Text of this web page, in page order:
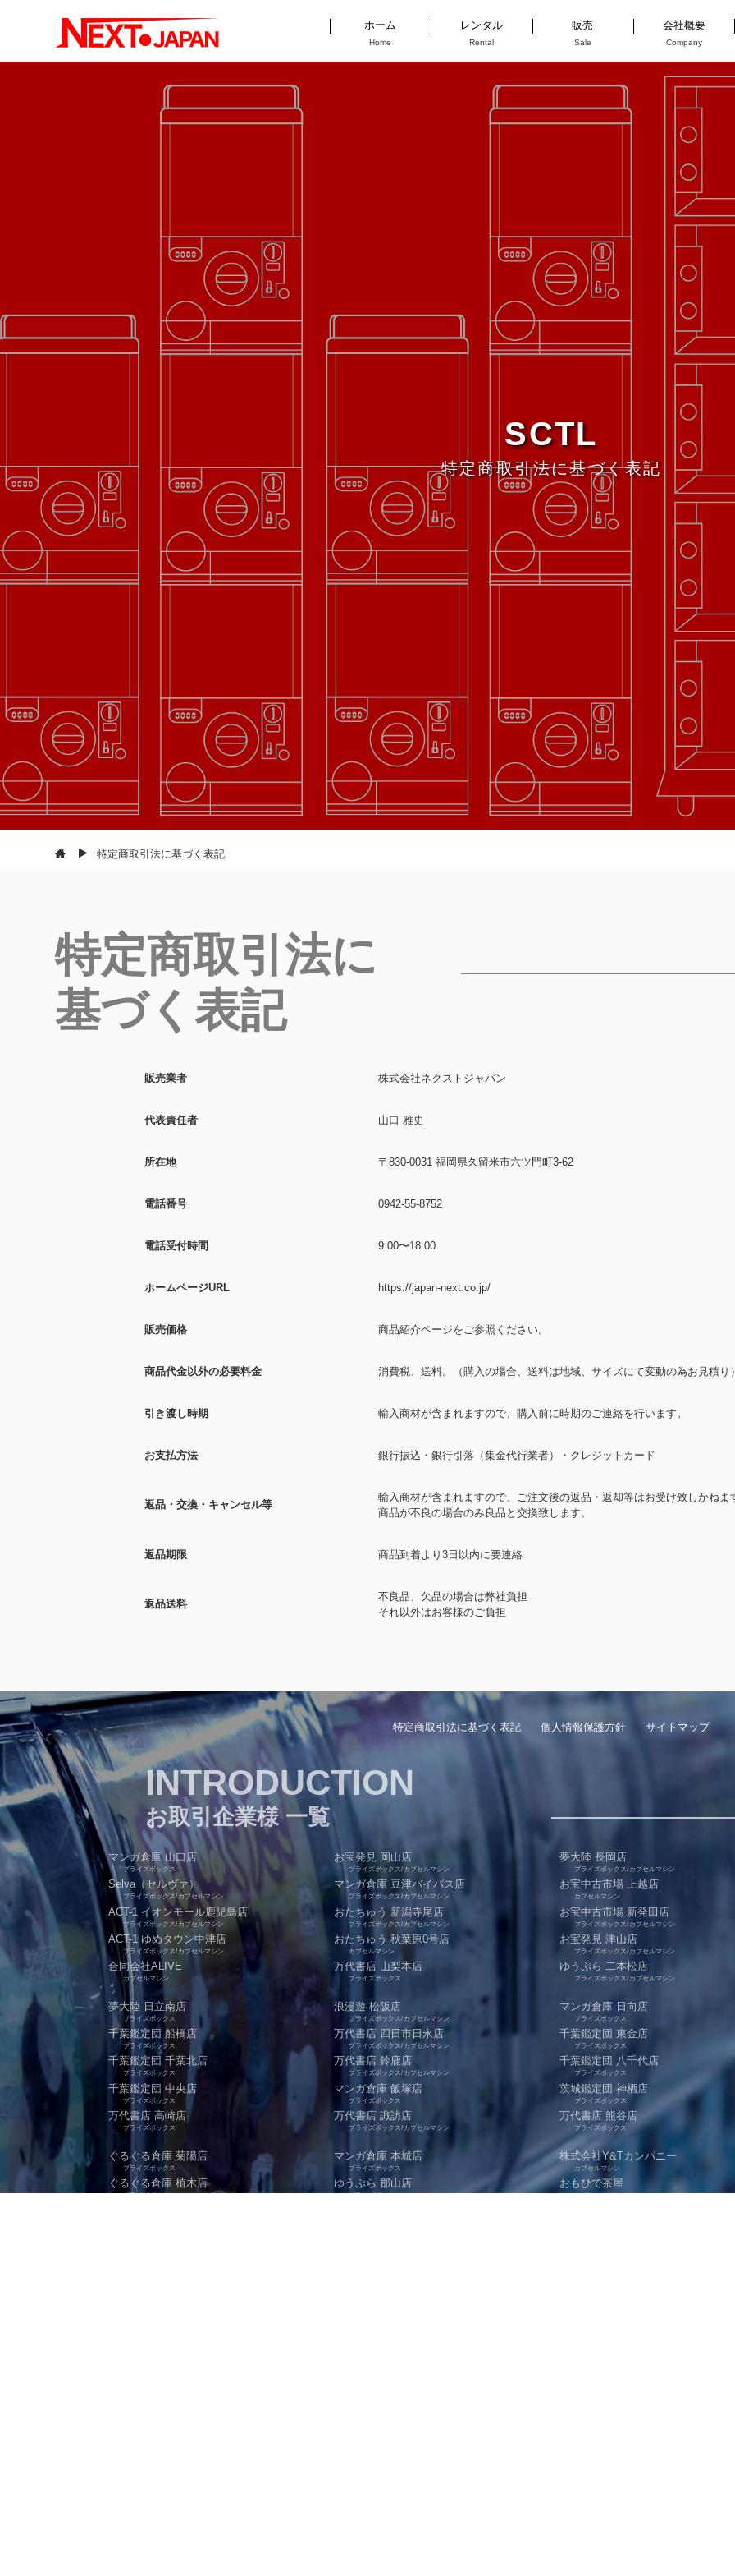
ホーム
Home
レンタル
Rental
カプセルマシン プライズボックス
販売
Sale
カプセルマシン プライズボックス
会社概要
Company
MESSAGE HISTORY
SCTL
特定商取引法に基づく表記
特定商取引法に基づく表記
特定商取引法に
基づく表記
販売業者 株式会社ネクストジャパン
代表責任者 山口 雅史
所在地 〒830-0031 福岡県久留米市六ツ門町3-62
電話番号 0942-55-8752
電話受付時間 9:00〜18:00
ホームページURL https://japan-next.co.jp/
販売価格 商品紹介ページをご参照ください。
商品代金以外の必要料金 消費税、送料。（購入の場合、送料は地域、サイズにて変動の為お見積り
引き渡し時期 輸入商材が含まれますので、購入前に時期のご連絡を行います。
お支払方法 銀行振込・銀行引落（集金代行業者）・クレジットカード
返品・交換・キャンセル等
輸入商材が含まれますので、ご注文後の返品・返却等はお受け致しかねま
商品が不良の場合のみ良品と交換致します。
返品期限 商品到着より3日以内に要連絡
返品送料
不良品、欠品の場合は弊社負担
それ以外はお客様のご負担
特定商取引法に基づく表記 個人情報保護方針 サイトマップ
INTRODUCTION
お取引企業様 一覧
マンガ倉庫 山口店
プライズボックス
Selva（セルヴァ）
プライズボックス/カプセルマシン
ACT-1 イオンモール鹿児島店
プライズボックス/カプセルマシン
ACT-1 ゆめタウン中津店
プライズボックス/カプセルマシン
合同会社ALIVE
カプセルマシン
お宝発見 岡山店
プライズボックス/カプセルマシン
マンガ倉庫 豆津バイパス店
プライズボックス/カプセルマシン
おたちゅう 新潟寺尾店
プライズボックス/カプセルマシン
おたちゅう 秋葉原0号店
カプセルマシン
万代書店 山梨本店
プライズボックス
夢大陸 長岡店
プライズボックス/カプセルマシン
お宝中古市場 上越店
カプセルマシン
お宝中古市場 新発田店
プライズボックス/カプセルマシン
お宝発見 津山店
プライズボックス/カプセルマシン
ゆうぷら 二本松店
プライズボックス/カプセルマシン
夢大陸 日立南店
プライズボックス
千葉鑑定団 船橋店
プライズボックス
千葉鑑定団 千葉北店
プライズボックス
千葉鑑定団 中央店
プライズボックス
万代書店 高崎店
プライズボックス
浪漫遊 松阪店
プライズボックス/カプセルマシン
万代書店 四日市日永店
プライズボックス/カプセルマシン
万代書店 鈴鹿店
プライズボックス/カプセルマシン
マンガ倉庫 飯塚店
プライズボックス
万代書店 諏訪店
プライズボックス/カプセルマシン
マンガ倉庫 日向店
プライズボックス
千葉鑑定団 東金店
プライズボックス
千葉鑑定団 八千代店
プライズボックス
茨城鑑定団 神栖店
プライズボックス
万代書店 熊谷店
プライズボックス
ぐるぐる倉庫 菊陽店
プライズボックス
ぐるぐる倉庫 植木店
プライズボックス
マンガ倉庫 本城店
プライズボックス
ゆうぷら 郡山店
プライズボックス
株式会社Y&Tカンパニー
カプセルマシン
おもひで茶屋
カプセルマシン